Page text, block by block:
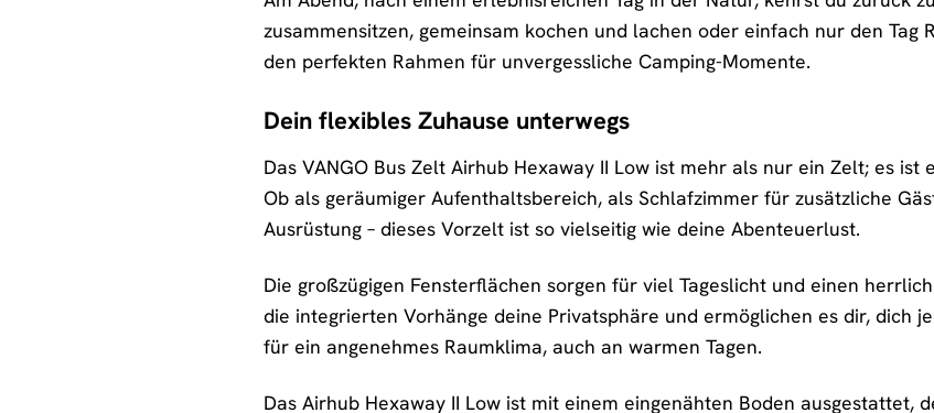
zusammensitzen, gemeinsam kochen und lachen oder einfach nur den
den perfekten Rahmen für unvergessliche Camping-Momente.
Dein flexibles Zuhause unterwegs
Das VANGO Bus Zelt Airhub Hexaway II Low ist mehr als nur ein Zelt; es
Ob als geräumiger Aufenthaltsbereich, als Schlafzimmer für zusätzliche
Ausrüstung – dieses Vorzelt ist so vielseitig wie deine Abenteuerlust.
Die großzügigen Fensterflächen sorgen für viel Tageslicht und einen
die integrierten Vorhänge deine Privatsphäre und ermöglichen es dir, dich
für ein angenehmes Raumklima, auch an warmen Tagen.
Das Airhub Hexaway II Low ist mit einem eingenähten Boden ausgestattet,